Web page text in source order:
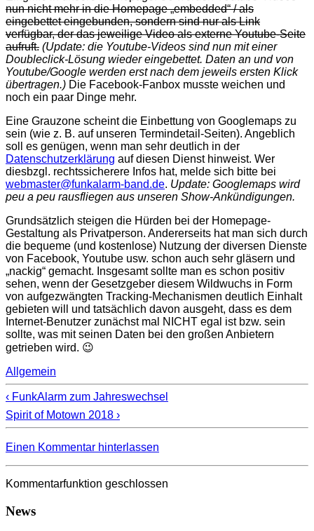
nun nicht mehr in die Homepage „embedded“ / als
eingebettet eingebunden, sondern sind nur als Link
verfügbar, der das jeweilige Video als externe Youtube-Seite
aufruft. (Update: die Youtube-Videos sind nun mit einer
Doubleclick-Lösung wieder eingebettet. Daten an und von
Youtube/Google werden erst nach dem jeweils ersten Klick
übertragen.) Die Facebook-Fanbox musste weichen und
noch ein paar Dinge mehr.
Eine Grauzone scheint die Einbettung von Googlemaps zu
sein (wie z. B. auf unseren Termindetail-Seiten). Angeblich
soll es genügen, wenn man sehr deutlich in der
Datenschutzerklärung auf diesen Dienst hinweist. Wer
diesbzgl. rechtssicherere Infos hat, melde sich bitte bei
webmaster@funkalarm-band.de. Update: Googlemaps wird
peu a peu rausfliegen aus unseren Show-Ankündigungen.
Grundsätzlich steigen die Hürden bei der Homepage-
Gestaltung als Privatperson. Andererseits hat man sich durch
die bequeme (und kostenlose) Nutzung der diversen Dienste
von Facebook, Youtube usw. schon auch sehr gläsern und
„nackig“ gemacht. Insgesamt sollte man es schon positiv
sehen, wenn der Gesetzgeber diesem Wildwuchs in Form
von aufgezwängten Tracking-Mechanismen deutlich Einhalt
gebieten will und tatsächlich davon ausgeht, dass es dem
Internet-Benutzer zunächst mal NICHT egal ist bzw. sein
sollte, was mit seinen Daten bei den großen Anbietern
getrieben wird. 😉
Allgemein
‹ FunkAlarm zum Jahreswechsel
Spirit of Motown 2018 ›
Einen Kommentar hinterlassen
Kommentarfunktion geschlossen
News